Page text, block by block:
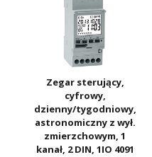
Zegar sterujący,
cyfrowy,
dzienny/tygodniowy,
astronomiczny z wył.
zmierzchowym, 1
kanał, 2 DIN, 1IO 4091